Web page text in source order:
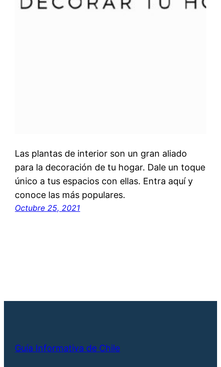
Las plantas de interior son un gran aliado
para la decoración de tu hogar. Dale un toque
único a tus espacios con ellas. Entra aquí y
conoce las más populares.
Octubre 25, 2021
Guía Informativa de Chile